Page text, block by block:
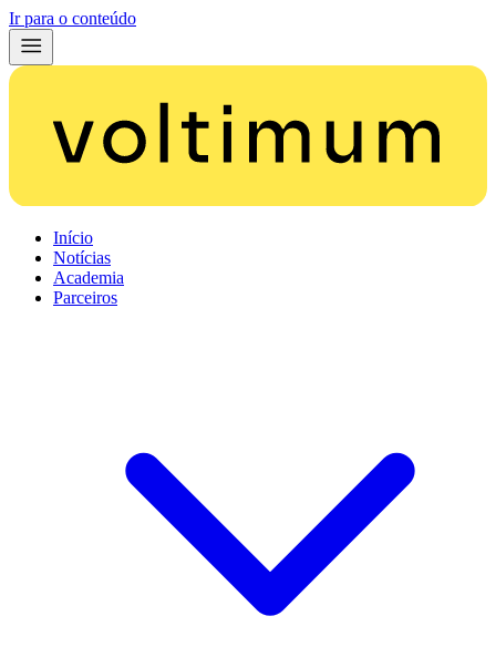
Ir para o conteúdo
Início
Notícias
Academia
Parceiros